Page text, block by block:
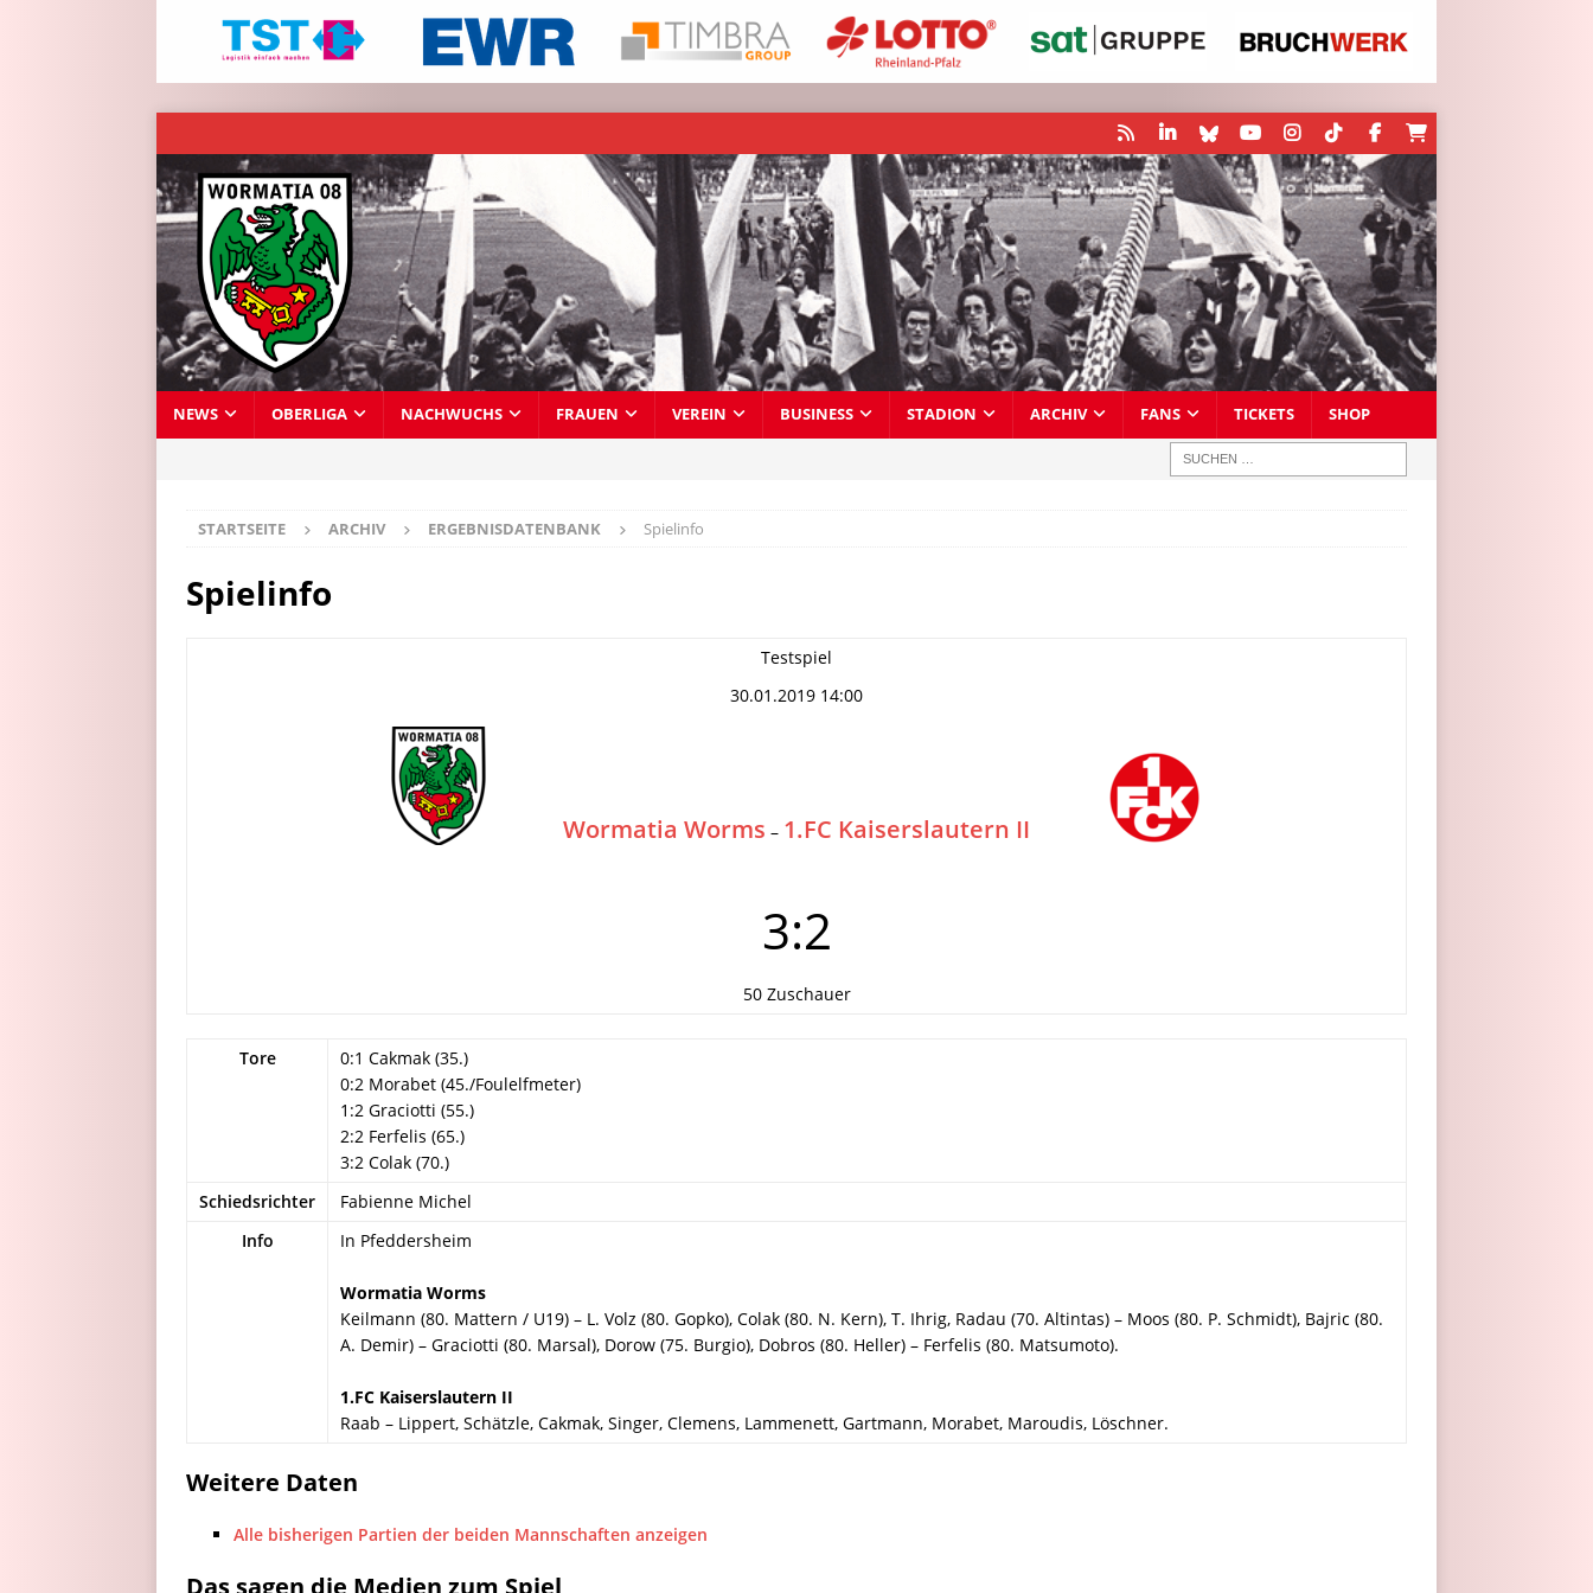
NEWS OBERLIGA NACHWUCHS FRAUEN VEREIN BUSINESS STADION ARCHIV FANS TICKETS SHOP
STARTSEITE ARCHIV ERGEBNISDATENBANK Spielinfo
Spielinfo
Testspiel
30.01.2019 14:00
Wormatia Worms – 1.FC Kaiserslautern II
3:2
50 Zuschauer
Tore
0:1 Cakmak (35.)
0:2 Morabet (45./Foulelfmeter)
1:2 Graciotti (55.)
2:2 Ferfelis (65.)
3:2 Colak (70.)
Schiedsrichter
Fabienne Michel
Info
In Pfeddersheim
Wormatia Worms
Keilmann (80. Mattern / U19) – L. Volz (80. Gopko), Colak (80. N. Kern), T. Ihrig, Radau (70. Altintas) – Moos (80. P. Schmidt), Bajric (80.
A. Demir) – Graciotti (80. Marsal), Dorow (75. Burgio), Dobros (80. Heller) – Ferfelis (80. Matsumoto).
1.FC Kaiserslautern II
Raab – Lippert, Schätzle, Cakmak, Singer, Clemens, Lammenett, Gartmann, Morabet, Maroudis, Löschner.
Weitere Daten
Alle bisherigen Partien der beiden Mannschaften anzeigen
Das sagen die Medien zum Spiel